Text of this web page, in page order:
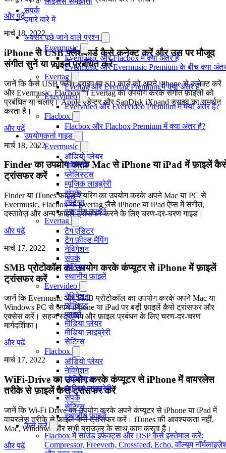
संपर्क
हमारे बारे में
अक्सर पूछे जाने वाले प्रश्न
Evermusic
Evermusic और Flacbox में क्या अंतर है
Evermusic और Evermusic Premium के बीच क्या
Evertag
Evertag और Evertag Premium में क्या अंतर है
Evervideo
Evervideo और Evervideo Premium में क्या अंतर है?
Flacbox
Flacbox और Flacbox Premium में क्या अंतर है?
उपयोगकर्ता गाइड
Evermusic
ऑडियो प्लेयर
नेविगेशन
प्लेलिस्ट्स
म्यूजिक लाइब्रेरी
संपर्क
सेटिंग्स
स्थानीय फाइलें
Evertag
टैग एडिटर
टैग फ़ील्ड मैपिंग
नेविगेशन
संपर्क
सेटिंग्स
स्थानीय फ़ाइलें
Evervideo
नेविगेशन
प्लेलिस्ट
फाइलें
मीडिया प्लेयर
मीडिया लाइब्रेरी
सेटिंग्स
Flacbox
ऑडियो प्लेयर
नेविगेशन
प्लेलिस्ट्स
म्यूज़िक लाइब्रेरी
संपर्क
सेटिंग्स
स्थानीय फ़ाइलें
कैसे करें
Flacbox में साउंड इफेक्ट्स और DSP कैसे इस्तेमाल करें:
Compressor, Freeverb, Crossfeed, Echo, वॉल्यूम
और पढ़ें
मार्च 18, 2022
iPhone से USB फ्लैशकार्ड कैसे कनेक्ट करें और उस पर मौजूद
संगीत सुनें या फ़ाइलें प्रबंधित करें
जानें कि कैसे USB फ्लैश ड्राइव या SD कार्ड को अपने iPhone से कनेक्ट करें
और Evermusic, Flacbox या Evertag का उपयोग करके संगीत फ़ाइलों को
प्रबंधित या चलाएं। Apple एडेप्टर और SanDisk iXpand ड्राइव का समर्थन
करता है।
और पढ़ें
मार्च 18, 2022
Finder का उपयोग करके Mac से iPhone या iPad में फ़ाइलें
ट्रांसफर करें
Finder या iTunes फ़ाइल शेयरिंग का उपयोग करके अपने Mac या PC से
Evermusic, Flacbox या Evertag जैसे iPhone या iPad ऐप्स में संगीत,
दस्तावेज़ और अन्य फ़ाइलें ट्रांसफर करने के लिए चरण-दर-चरण गाइड।
और पढ़ें
मार्च 17, 2022
SMB प्रोटोकॉल का उपयोग करके कंप्यूटर से iPhone में फ़ाइलें
ट्रांसफर करें
जानें कि Evermusic और SMB प्रोटोकॉल का उपयोग करके अपने Mac या
Windows PC से अपने iPhone या iPad पर बड़ी फ़ाइलें कैसे ट्रांसफर और
एक्सेस करें। सहज स्ट्रीमिंग और फ़ाइल प्रबंधन के लिए चरण-दर-चरण
मार्गदर्शिका।
और पढ़ें
मार्च 17, 2022
WiFi-Drive का उपयोग करके कंप्यूटर से iPhone में वायरलेस
तरीके से फ़ाइलें कैसे ट्रांसफर करें
जानें कि Wi-Fi Drive का उपयोग करके अपने कंप्यूटर से iPhone या iPad में
वायरलेस तरीके से फ़ाइलें कैसे ट्रांसफर करें। iTunes की आवश्यकता नहीं,
Mac, Windows और सभी ब्राउज़र के साथ काम करता है।
और पढ़ें